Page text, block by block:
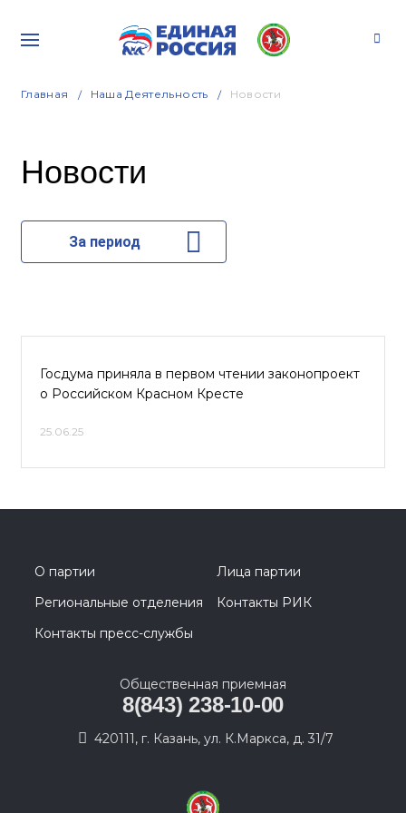
Главная Наша Деятельность Новости
Новости
За период
Госдума приняла в первом чтении законопроект
о Российском Красном Кресте
25.06.25
О партии
Лица партии
Региональные отделения
Контакты РИК
Контакты пресс-службы
Общественная приемная
8(843) 238-10-00
420111, г. Казань, ул. К.Маркса, д. 31/7